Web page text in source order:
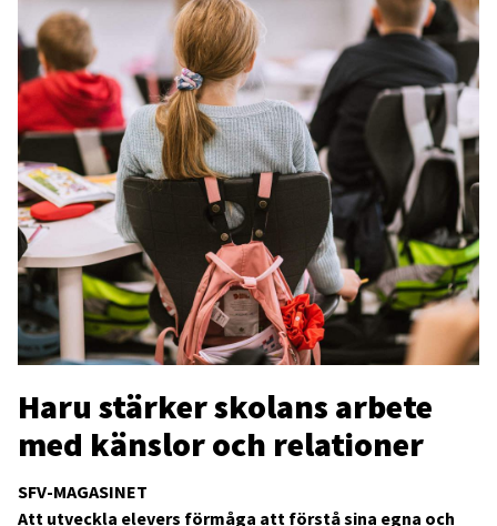
SFV-MAGASINET
Haru stärker skolans arbete
med känslor och relationer
Att utveckla elevers förmåga att förstå sina egna och